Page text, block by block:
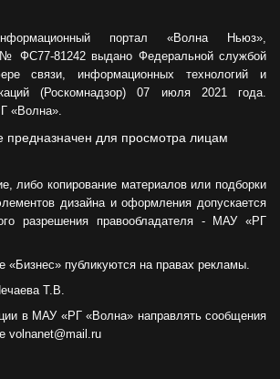
портал «Волна Ньюз»,
ФС77-81242 выдано Федеральной службой
связи, информационных технологий и
(Роскомнадзор) 07 июля 2021 года.
«Волна».
предназначен для просмотра лицам
либо копирование материалов или подборки
дизайна и оформления допускается
разрешения правообладателя - МАУ «РГ
«Бизнес» публикуются на правах рекламы.
Т.В.
в МАУ «РГ «Волна» направлять сообщения
volnanet@mail.ru